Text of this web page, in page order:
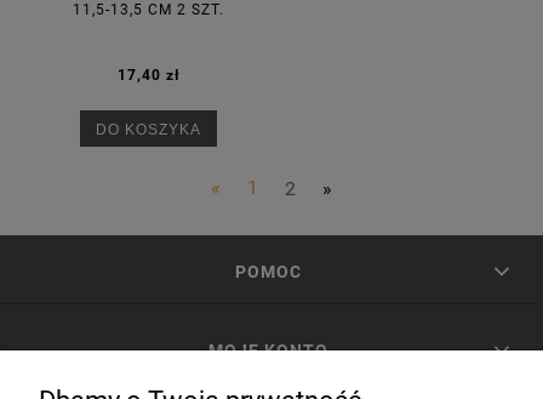
11,5-13,5 CM 2 SZT.
17,40 zł
DO KOSZYKA
« 1 2 »
POMOC
MOJE KONTO